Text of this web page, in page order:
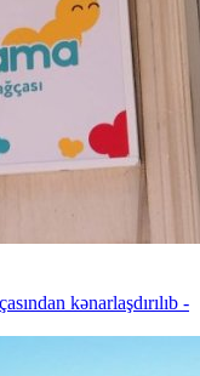
kənarlaşdırılıb -